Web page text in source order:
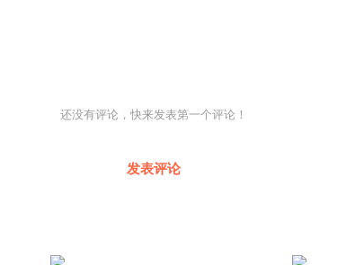
还没有评论，快来发表第一个评论！
发表评论